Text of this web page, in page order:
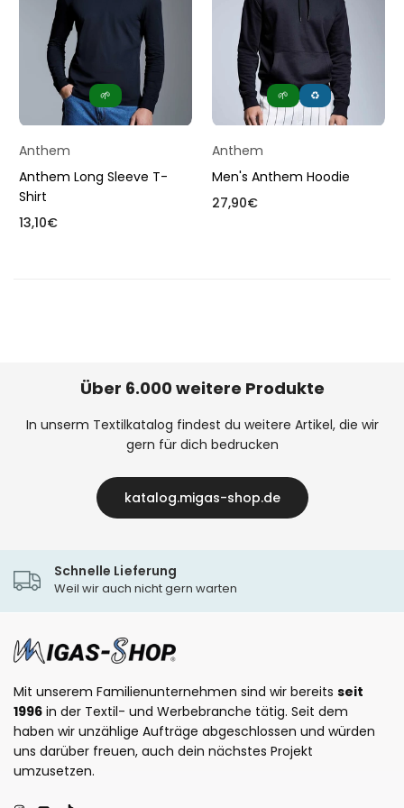
🌱
Anthem
Anthem Long Sleeve T-
Shirt
Normaler
13,10€
🌱 ♻️
Anthem
Men's Anthem Hoodie
Normaler
27,90€
Über 6.000 weitere Produkte
In unserm Textilkatalog findest du weitere Artikel, die wir
gern für dich bedrucken
katalog.migas-shop.de
Schnelle Lieferung
Weil wir auch nicht gern warten
Mit unserem Familienunternehmen sind wir bereits seit
1996 in der Textil- und Werbebranche tätig. Seit dem
haben wir unzählige Aufträge abgeschlossen und würden
uns darüber freuen, auch dein nächstes Projekt
umzusetzen.